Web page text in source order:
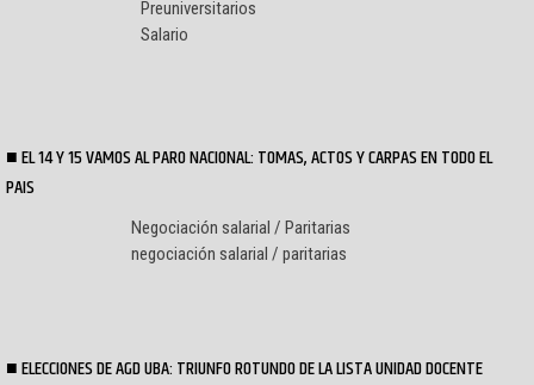
Preuniversitarios
Salario
EL 14 Y 15 VAMOS AL PARO NACIONAL: TOMAS, ACTOS Y CARPAS EN TODO EL
PAIS
Negociación salarial / Paritarias
negociación salarial / paritarias
ELECCIONES DE AGD UBA: TRIUNFO ROTUNDO DE LA LISTA UNIDAD DOCENTE